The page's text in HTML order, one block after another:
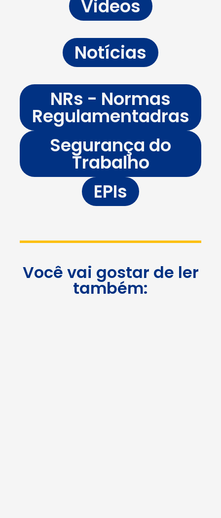
Videos
Notícias
NRs - Normas
Regulamentadras
Segurança do
Trabalho
EPIs
Você vai gostar de ler
também: